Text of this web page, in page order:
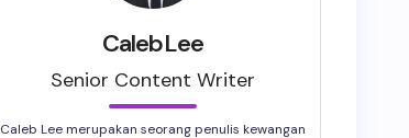
CalebLee
Senior Content Writer
Caleb Lee merupakan seorang penulis kewangan